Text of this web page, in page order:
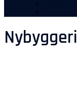
Nybyggeri